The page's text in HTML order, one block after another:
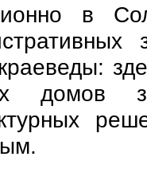
в
домов